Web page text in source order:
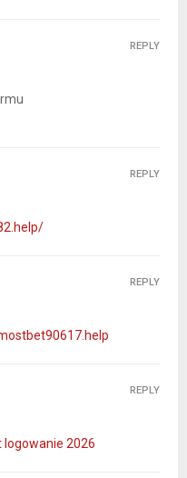
REPLY
REPLY
REPLY
2026
REPLY